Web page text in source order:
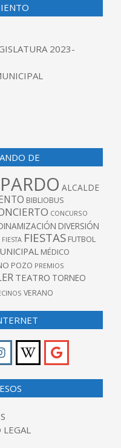
2023-
DE
ALCALDE
BIBLIOBUS
CONCURSO
DIVERSIÓN
FIESTA FIESTAS FUTBOL
MÉDICO
POZO PREMIOS
TEATRO TORNEO
VERANO
LEGAL